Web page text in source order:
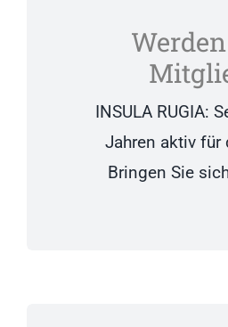
INSULA RUGIA:
Jahren aktiv für
Bringen Sie